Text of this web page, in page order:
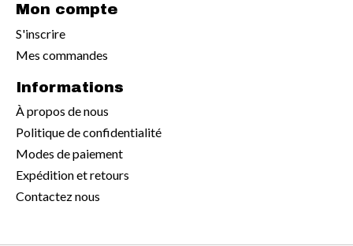
Mon compte
S'inscrire
Mes commandes
Informations
À propos de nous
Politique de confidentialité
Modes de paiement
Expédition et retours
Contactez nous